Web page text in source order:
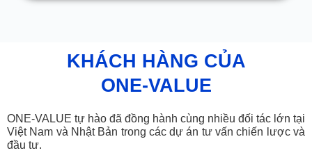
KHÁCH HÀNG CỦA
ONE-VALUE​
ONE-VALUE tự hào đã đồng hành cùng nhiều đối tác lớn tại
Việt Nam và Nhật Bản trong các dự án tư vấn chiến lược và
đầu tư.